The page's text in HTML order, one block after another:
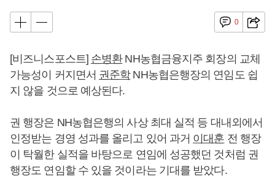
0
[비즈니스포스트] 손병환NH농협금융지주 회장의 교체
가능성이 커지면서 권준학NH농협은행장의 연임도 쉽
지 않을 것으로 예상된다.
권 행장은 NH농협은행의 사상 최대 실적 등 대내외에서
인정받는 경영 성과를 올리고 있어 과거 이대훈 전 행장
이 탁월한 실적을 바탕으로 연임에 성공했던 것처럼 권
행장도 연임할 수 있을 것이라는 기대를 받았다.